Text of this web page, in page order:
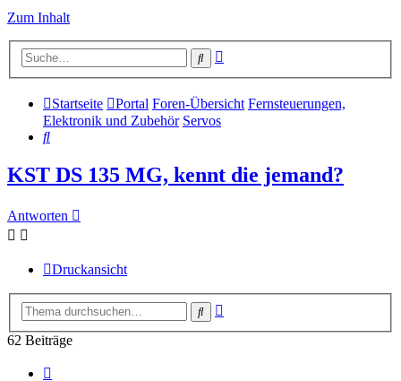
Zum Inhalt
Suche
Startseite Portal Foren-Übersicht Fernsteuerungen,
Elektronik und Zubehör Servos
Suche
KST DS 135 MG, kennt die jemand?
Antworten
Druckansicht
Suche
62 Beiträge